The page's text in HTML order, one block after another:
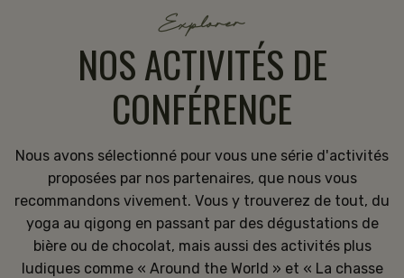
Explorer
NOS ACTIVITÉS DE
CONFÉRENCE
Nous avons sélectionné pour vous une série d'activités
proposées par nos partenaires, que nous vous
recommandons vivement. Vous y trouverez de tout, du
yoga au qigong en passant par des dégustations de
bière ou de chocolat, mais aussi des activités plus
ludiques comme « Around the World » et « La chasse